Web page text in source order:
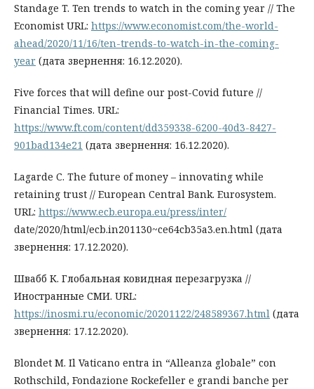
Standage T. Ten trends to watch in the coming year // The
Economist URL: https://www.economist.com/the-world-
ahead/2020/11/16/ten-trends-to-watch-in-the-coming-
year (дата звернення: 16.12.2020).
Five forces that will define our post-Covid future //
Financial Times. URL:
https://www.ft.com/content/dd359338-6200-40d3-8427-
901bad134e21 (дата звернення: 16.12.2020).
Lagarde C. The future of money – innovating while
retaining trust // European Central Bank. Eurosystem.
URL: https://www.ecb.europa.eu/press/inter/
date/2020/html/ecb.in201130~ce64cb35a3.en.html (дата
звернення: 17.12.2020).
Швабб К. Глобальная ковидная перезагрузка //
Иностранные СМИ. URL:
https://inosmi.ru/economic/20201122/248589367.html (дата
звернення: 17.12.2020).
Blondet M. Il Vaticano entra in “Alleanza globale” con
Rothschild, Fondazione Rockefeller e grandi banche per